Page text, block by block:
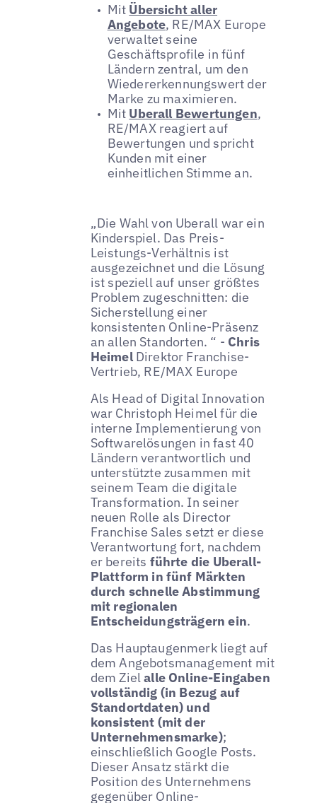
Mit Übersicht aller
Angebote, RE/MAX Europe
verwaltet seine
Geschäftsprofile in fünf
Ländern zentral, um den
Wiedererkennungswert der
Marke zu maximieren.
Mit Uberall Bewertungen,
RE/MAX reagiert auf
Bewertungen und spricht
Kunden mit einer
einheitlichen Stimme an.
„Die Wahl von Uberall war ein
Kinderspiel. Das Preis-
Leistungs-Verhältnis ist
ausgezeichnet und die Lösung
ist speziell auf unser größtes
Problem zugeschnitten: die
Sicherstellung einer
konsistenten Online-Präsenz
an allen Standorten. “ - Chris
Heimel Direktor Franchise-
Vertrieb, RE/MAX Europe
Als Head of Digital Innovation
war Christoph Heimel für die
interne Implementierung von
Softwarelösungen in fast 40
Ländern verantwortlich und
unterstützte zusammen mit
seinem Team die digitale
Transformation. In seiner
neuen Rolle als Director
Franchise Sales setzt er diese
Verantwortung fort, nachdem
er bereits führte die Uberall-
Plattform in fünf Märkten
durch schnelle Abstimmung
mit regionalen
Entscheidungsträgern ein.
Das Hauptaugenmerk liegt auf
dem Angebotsmanagement mit
dem Zielalle Online-Eingaben
vollständig (in Bezug auf
Standortdaten) und
konsistent (mit der
Unternehmensmarke);
einschließlich Google Posts.
Dieser Ansatz stärkt die
Position des Unternehmens
gegenüber Online-